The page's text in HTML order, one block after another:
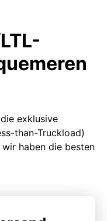
exklusive
than-Truckload)
haben die besten